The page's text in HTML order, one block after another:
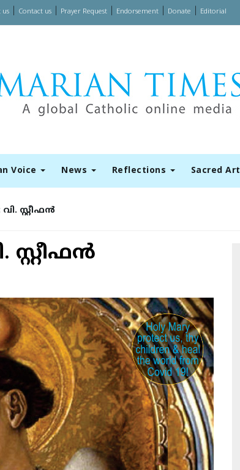
us| Contact us| Prayer Request| Endorsement| Donate Editorial
Voice News Reflections Sacred Art
സ്റ്റീഫന്‍